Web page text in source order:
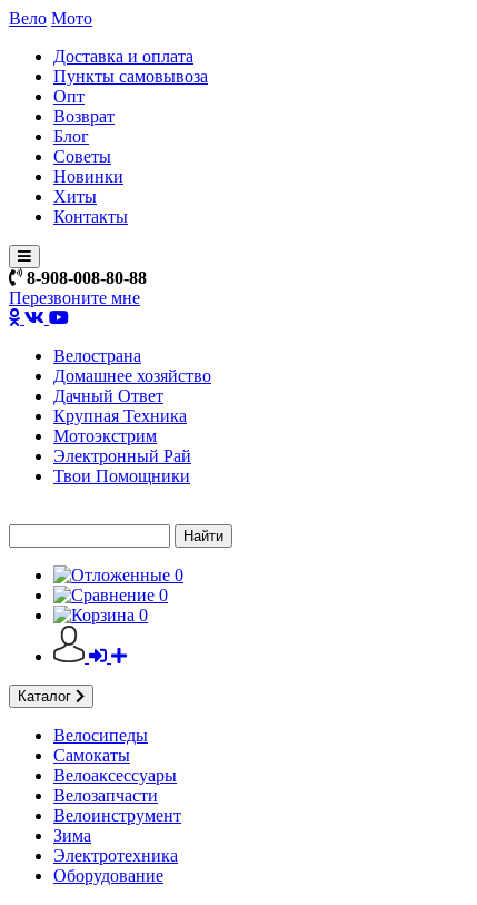
Вело Мото
Доставка и оплата
Пункты самовывоза
Опт
Возврат
Блог
Советы
Новинки
Хиты
Контакты
8-908-008-80-88
Перезвоните мне
Велострана
Домашнее хозяйство
Дачный Ответ
Крупная Техника
Мотоэкстрим
Электронный Рай
Твои Помощники
Найти
0
0
0
Каталог
Велосипеды
Самокаты
Велоаксесcуары
Велозапчасти
Велоинструмент
Зима
Электротехника
Оборудование